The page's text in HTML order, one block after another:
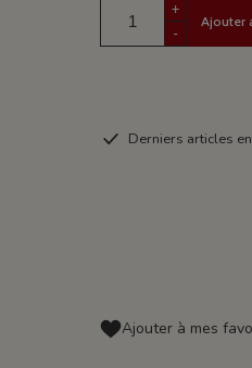
+
-
Ajouter
Derniers articles
Ajouter à mes